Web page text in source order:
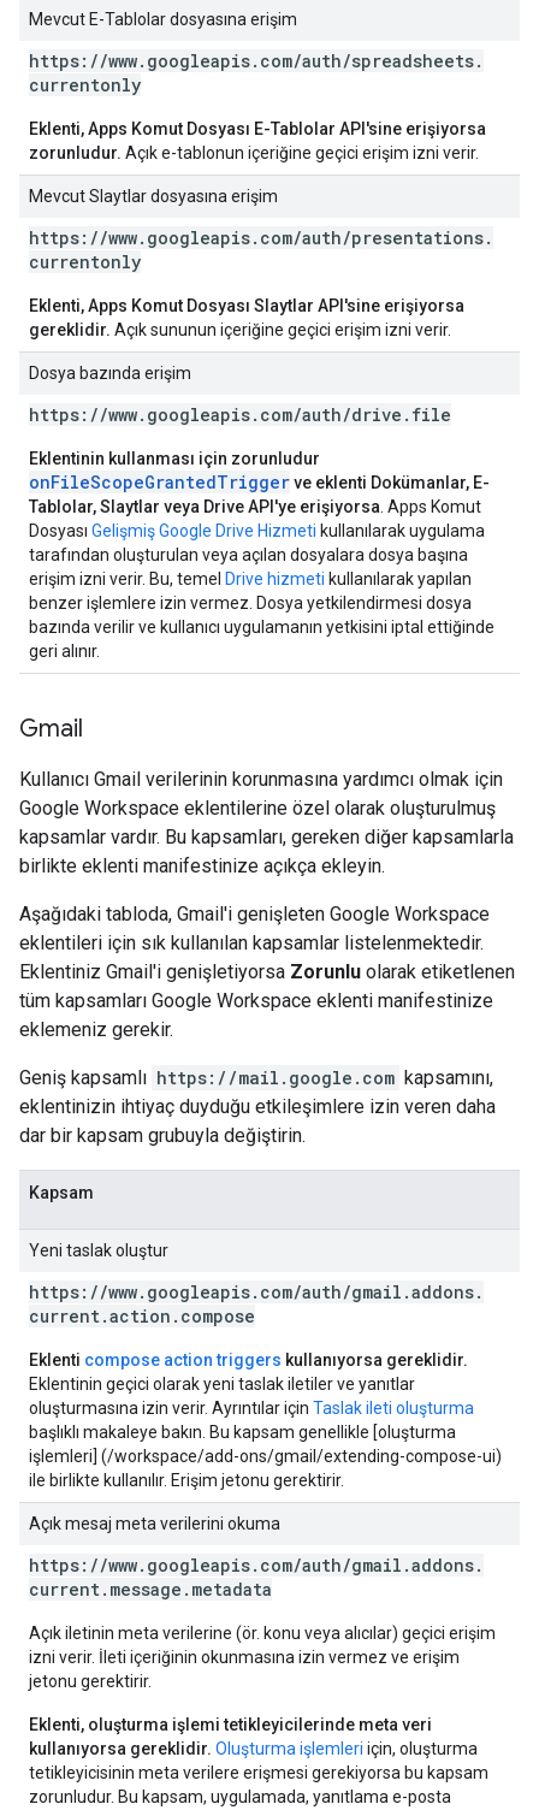
Mevcut E-Tablolar dosyasına erişim
https: //www. googleapis. com/auth/spreadsheets.
currentonly
Eklenti, Apps Komut Dosyası E-Tablolar API'sine erişiyorsa
zorunludur. Açık e-tablonun içeriğine geçici erişim izni verir.
Mevcut Slaytlar dosyasına erişim
https: //www. googleapis. com/auth/presentations.
currentonly
Eklenti, Apps Komut Dosyası Slaytlar API'sine erişiyorsa
gereklidir. Açık sununun içeriğine geçici erişim izni verir.
Dosya bazında erişim
https: //www. googleapis. com/auth/drive . file
Eklentinin kullanması için zorunludur
onFileScopeGrantedTriggerve eklenti Dokümanlar, E-
Tablolar, Slaytlar veya Drive API'ye erişiyorsa . Apps Komut
Dosyası Gelişmiş Google Drive Hizmeti kullanılarak uygulama
tarafından oluşturulan veya açılan dosyalara dosya başına
erişim izni verir. Bu, temel Drive hizmeti kullanılarak yapılan
benzer işlemlere izin vermez. Dosya yetkilendirmesi dosya
bazında verilir ve kullanıcı uygulamanın yetkisini iptal ettiğinde
geri alınır.
Gmail
Kullanıcı Gmail verilerinin korunmasına yardımcı olmak için
Google Workspace eklentilerine özel olarak oluşturulmuş
kapsamlar vardır. Bu kapsamları, gereken diğer kapsamlarla
birlikte eklenti manifestinize açıkça ekleyin.
Aşağıdaki tabloda, Gmail'i genişleten Google Workspace
eklentileri için sık kullanılan kapsamlar listelenmektedir.
Eklentiniz Gmail'i genişletiyorsa Zorunlu olarak etiketlenen
tüm kapsamları Google Workspace eklenti manifestinize
eklemeniz gerekir.
Geniş kapsamlı https://mail.google.com kapsamını,
eklentinizin ihtiyaç duyduğu etkileşimlere izin veren daha
dar bir kapsam grubuyla değiştirin.
Kapsam
Yeni taslak oluştur
https: //www. googleapis. com/auth/gmail .addons.
current.action . compose
Eklenti compose action triggers kullanıyorsa gereklidir.
Eklentinin geçici olarak yeni taslak iletiler ve yanıtlar
oluşturmasına izin verir. Ayrıntılar için Taslak ileti oluşturma
başlıklı makaleye bakın. Bu kapsam genellikle [oluşturma
işlemleri] (/workspace/add-ons/gmail/extending-compose-ui)
ile birlikte kullanılır. Erişim jetonu gerektirir.
Açık mesaj meta verilerini okuma
https: //www. googleapis. com/auth/gmail .addons.
current. message . metadata
Açık iletinin meta verilerine (ör. konu veya alıcılar) geçici erişim
izni verir. İleti içeriğinin okunmasına izin vermez ve erişim
jetonu gerektirir.
Eklenti, oluşturma işlemi tetikleyicilerinde meta veri
kullanıyorsa gereklidir. Oluşturma işlemleri için, oluşturma
tetikleyicisinin meta verilere erişmesi gerekiyorsa bu kapsam
zorunludur. Bu kapsam, uygulamada, yanıtlama e-posta